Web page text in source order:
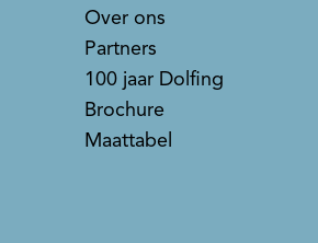
Over ons
Partners
100 jaar Dolfing
Brochure
Maattabel